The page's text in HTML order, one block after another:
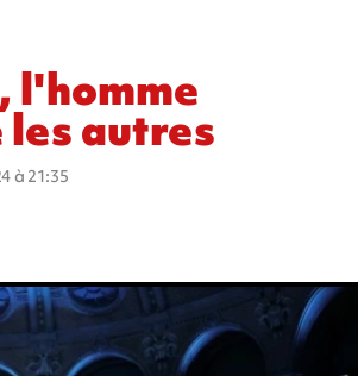
l'homme
les autres
à 21:35